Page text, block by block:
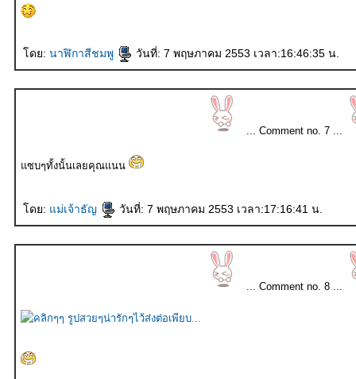
ดย: นาฬิกาสีชมพู วันที่: 7 พฤษภาคม 2553 เวลา:16:46:35 น.
... Comment no. 7 ...
ซบๆทั้งนั้นเลยคุณแนน
ดย: ม่เจ้าธัญ วันที่: 7 พฤษภาคม 2553 เวลา:17:16:41 น.
... Comment no. 8 ...